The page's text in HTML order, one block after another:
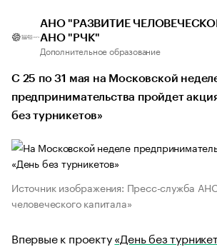
АНО "РАЗВИТИЕ
АНО "РЧК"
Дополнительное образование
С 25 по 31 мая на Московской
предпринимательства пройдет
без турникетов»
Источник изображения: Пресс-служба
человеческого капитала»
Впервые к проекту«День без